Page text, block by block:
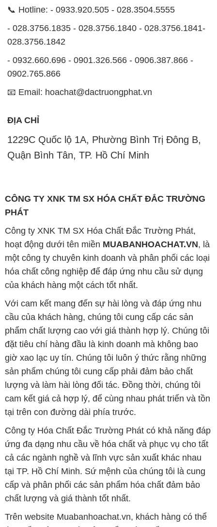
0902.765.866
📧 Email: hoachat@dactruongphat.vn
ĐỊA CHỈ
1229C Quốc lộ 1A, Phường Bình Trị Đông B,
Quận Bình Tân, TP. Hồ Chí Minh
CÔNG TY XNK TM SX HÓA CHẤT ĐẮC TRƯỜNG
PHÁT
một công ty chuyên kinh doanh và phân phối các loại
hóa chất công nghiệp để đáp ứng nhu cầu sử dụng
của khách hàng một cách tốt nhất.
Với cam kết mang đến sự hài lòng và đáp ứng nhu
cầu của khách hàng, chúng tôi cung cấp các sản
phẩm chất lượng cao với giá thành hợp lý. Chúng tôi
đặt tiêu chí hàng đầu là kinh doanh mà không bao
giờ xao lạc uy tín. Chúng tôi luôn ý thức rằng những
sản phẩm chúng tôi cung cấp phải đảm bảo chất
lượng và làm hài lòng đối tác. Đồng thời, chúng tôi
cam kết giá cả hợp lý, để cùng nhau phát triển và tồn
tại trên con đường dài phía trước.
Công ty Hóa Chất Đắc Trường Phát có khả năng đáp
ứng đa dạng nhu cầu về hóa chất và phục vụ cho tất
cả các ngành nghề và lĩnh vực sản xuất khác nhau
tại TP. Hồ Chí Minh. Sứ mệnh của chúng tôi là cung
cấp và phân phối các sản phẩm hóa chất đảm bảo
chất lượng và giá thành tốt nhất.
Trên website Muabanhoachat.vn, khách hàng có thể
tìm thấy một loạt các sản phẩm hóa chất đa dạng,
bao gồm các loại hóa chất công nghiệp như axit,
kiềm, dung môi, chất tẩy rửa và nhiều loại hóa chất
khác. Chúng tôi cam kết chỉ cung cấp những sản